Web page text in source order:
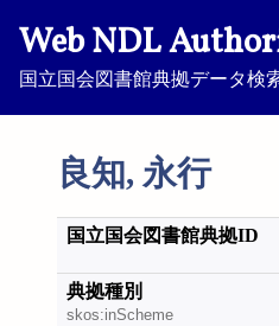
Web NDL
国立国会図書館典拠データ検
良知, 永行
国立国会図書館典拠ID
典拠種別
skos:inScheme